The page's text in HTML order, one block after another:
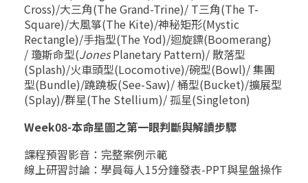
Cross)/大三角(The Grand-Trine)/ T三角(The T-
Square)/大風箏(The Kite)/神秘矩形(Mystic
Rectangle)/手指型(The Yod)/迴旋鏢(Boomerang)
/ 瓊斯命型(JonesPlanetary Pattern)/散落型
(Splash)/火車頭型(Locomotive)/碗型(Bowl)/集團
型(Bundle)/蹺蹺板(See-Saw)/桶型(Bucket)/擴展型
(Splay)/群星(The Stellium)/孤星(Singleton)
Week08-本命星圖之第一眼判斷與解讀步驟
課程預習影音：完整案例示範
線上研習討論：學員每人15分鐘發表-PPT與星盤操作